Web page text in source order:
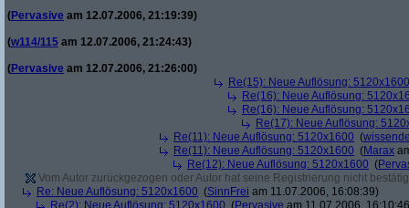
(Pervasive am 12.07.2006, 21:19:39)
(w114/115 am 12.07.2006, 21:24:43)
(Pervasive am 12.07.2006, 21:26:00)
Re(15): Neue Auflösung: 5120x1600
Re(16): Neue Auflösung:
Re(16): Neue Auflösung:
Re(17): Neue Auflösung:
Re(11): Neue Auflösung: 5120x1600 (
Re(11): Neue Auflösung: 5120x1600 (Marax
Re(12): Neue Auflösung: 5120x1600 (
Vom Autor zurückgezogen oder Autor hat seine Registrierung nicht
Re: Neue Auflösung: 5120x1600 (SinnFrei am 11.07.2006, 16:08:39)
Re(2): Neue Auflösung: 5120x1600 (Pervasive am 11.07.2006,